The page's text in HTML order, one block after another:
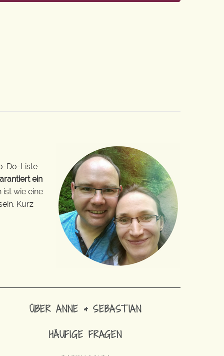
Do-Liste
ein
ist wie eine
Kurz
ÜBER ANNE & SEBASTIAN
HÄUFIGE FRAGEN